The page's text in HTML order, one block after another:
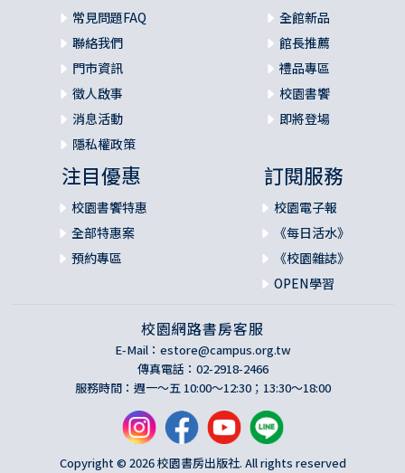
常見問題FAQ
聯絡我們
門市資訊
徵人啟事
消息活動
隱私權政策
全館新品
館長推薦
禮品專區
校園書饗
即將登場
注目優惠
校園書饗特惠
全部特惠案
預約專區
訂閱服務
校園電子報
《每日活水》
《校園雜誌》
OPEN學習
校園網路書房客服
E-Mail： estore@campus.org.tw
傳真電話：02-2918-2466
服務時間：週一～五 10:00～12:30；13:30～18:00
Copyright © 2026 校園書房出版社. All rights reserved